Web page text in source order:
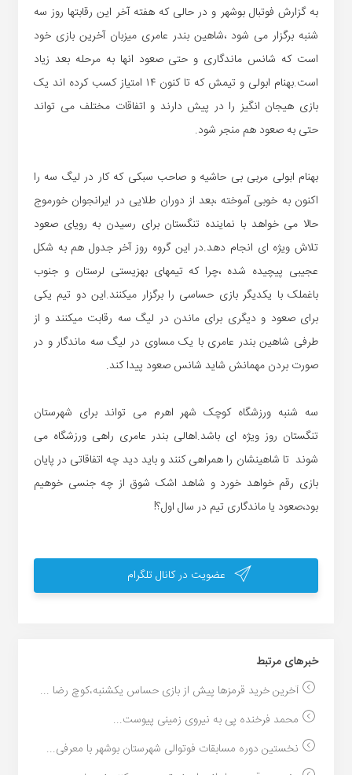
به گزارش فوتبال بوشهر و در حالی که هفته آخر این رقابتها روز سه
شنبه برگزار می شود ،شاهین بندر عامری میزبان آخرین بازی خود
است که شانس ماندگاری و حتی صعود انها به مرحله بعد زیاد
است.بهنام ابولی و تیمش که تا کنون ۱۴ امتیاز کسب کرده اند یک
بازی هیجان انگیز را در پیش دارند و اتفاقات مختلف می تواند
حتی به صعود هم منجر شود.
بهنام ابولی مربی بی حاشیه و صاحب سبکی که کار در لیگ سه را
اکنون به خوبی آموخته ،بعد از دوران طلایی در ایرانجوان خورموج
حالا می خواهد با نماینده تنگستان برای رسیدن به رویای صعود
تلاش ویژه ای انجام دهد.در این گروه روز آخر جدول هم به شکل
عجیبی پیچیده شده ،چرا که تیمهای بهزیستی لرستان و جنوب
باغملک با یکدیگر بازی حساسی را برگزار میکنند.این دو تیم یکی
برای صعود و دیگری برای ماندن در لیگ سه رقابت میکنند و از
طرفی شاهین بندر عامری با یک مساوی در لیگ سه ماندگار و در
صورت بردن مهمانش شاید شانس صعود پیدا کند.
سه شنبه ورزشگاه کوچک شهر اهرم می تواند برای شهرستان
تنگستان روز ویژه ای باشد.اهالی بندر عامری راهی ورزشگاه می
شوند تا شاهینشان را همراهی کنند و باید دید چه اتفاقاتی در پایان
بازی رقم خواهد خورد و شاهد اشک شوق از چه جنسی خوهیم
بود،صعود یا ماندگاری تیم در سال اول؟!
عضویت در کانال تلگرام
خبر‌های مرتبط
آخرین خرید قرمزها پیش از بازی حساس یکشنبه،کوچ رضا ...
محمد فرخنده پی به نیروی زمینی پیوست...
نخستین دوره مسابقات فوتوالی شهرستان بوشهر با معرفی...